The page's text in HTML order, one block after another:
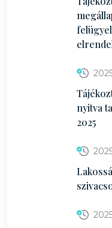
nyitva
2025